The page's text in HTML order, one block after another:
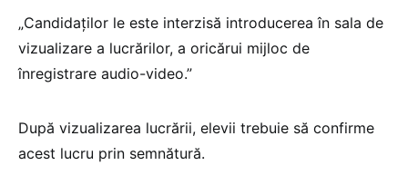
„Candidaților le este interzisă introducerea în sala de
vizualizare a lucrărilor, a oricărui mijloc de
înregistrare audio-video.”
După vizualizarea lucrării, elevii trebuie să confirme
acest lucru prin semnătură.